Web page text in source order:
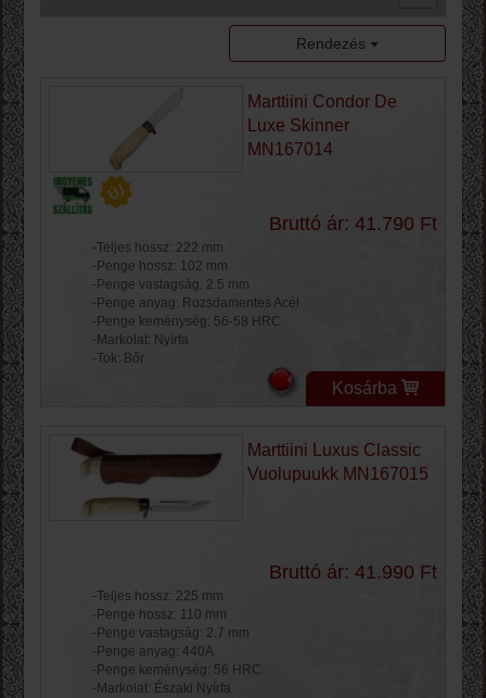
Rendezés
Marttiini Condor De
Luxe Skinner
MN167014
Bruttó ár: 41.790 Ft
-Teljes hossz: 222 mm
-Penge hossz: 102 mm
-Penge vastagság: 2.5 mm
-Penge anyag: Rozsdamentes Acél
-Penge keménység: 56-58 HRC
-Markolat: Nyírfa
-Tok: Bőr
Kosárba
Marttiini Luxus Classic
Vuolupuukk MN167015
Bruttó ár: 41.990 Ft
-Teljes hossz: 225 mm
-Penge hossz: 110 mm
-Penge vastagság: 2.7 mm
-Penge anyag: 440A
-Penge keménység: 56 HRC
-Markolat: Északi Nyírfa